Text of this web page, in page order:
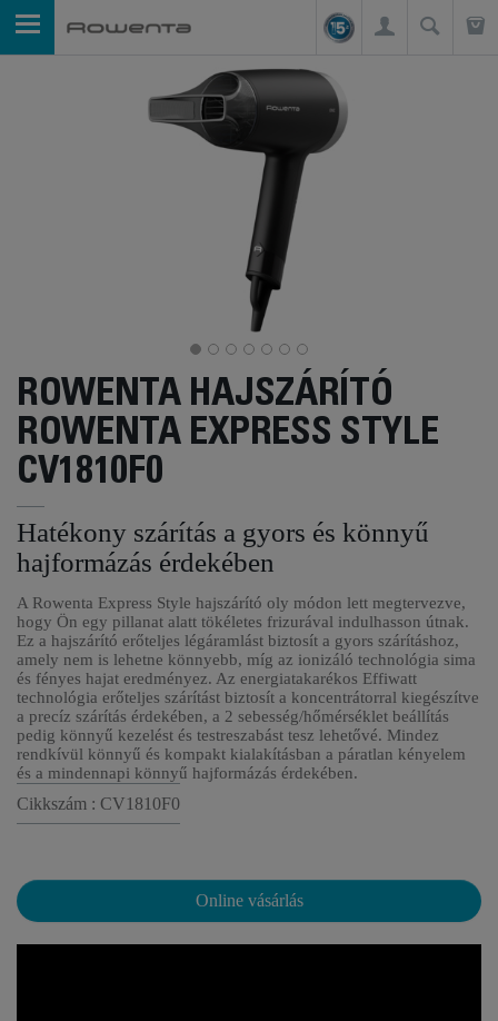
ROWENTA HAJSZÁRÍTÓ
ROWENTA EXPRESS STYLE
CV1810F0
Hatékony szárítás a gyors és könnyű
hajformázás érdekében
A Rowenta Express Style hajszárító oly módon lett megtervezve,
hogy Ön egy pillanat alatt tökéletes frizurával indulhasson útnak.
Ez a hajszárító erőteljes légáramlást biztosít a gyors szárításhoz,
amely nem is lehetne könnyebb, míg az ionizáló technológia sima
és fényes hajat eredményez. Az energiatakarékos Effiwatt
technológia erőteljes szárítást biztosít a koncentrátorral kiegészítve
a precíz szárítás érdekében, a 2 sebesség/hőmérséklet beállítás
pedig könnyű kezelést és testreszabást tesz lehetővé. Mindez
rendkívül könnyű és kompakt kialakításban a páratlan kényelem
és a mindennapi könnyű hajformázás érdekében.
Cikkszám : CV1810F0
Online vásárlás